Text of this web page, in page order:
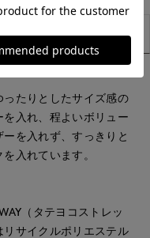
購入レビュー
たりとしたサイズ感の
を入れ、程よいボリュー
を入れず、すっきりと
入れています。
（タテヨコストレッ
サイクルポリエステル